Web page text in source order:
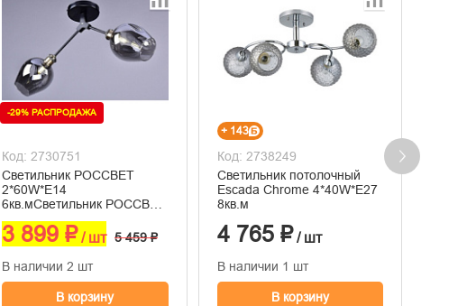
-29% РАСПРОДАЖА
Код: 2730751
Светильник РОССВЕТ
2*60W*E14
6кв.мСветильник РОССВЕТ
2*60W*E14 6кв.м
3 899 ₽ / шт 5 459 ₽
В наличии 2 шт
В корзину
+ 143
Код: 2738249
Светильник потолочный
Escada Chrome 4*40W*E27
8кв.м
4 765 ₽/ шт
В наличии 1 шт
В корзину